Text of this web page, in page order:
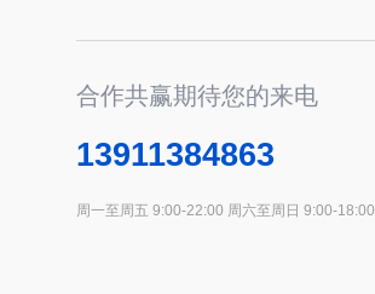
合作共赢期待您的来电
13911384863
周一至周五 9:00-22:00 周六至周日 9:00-18:00